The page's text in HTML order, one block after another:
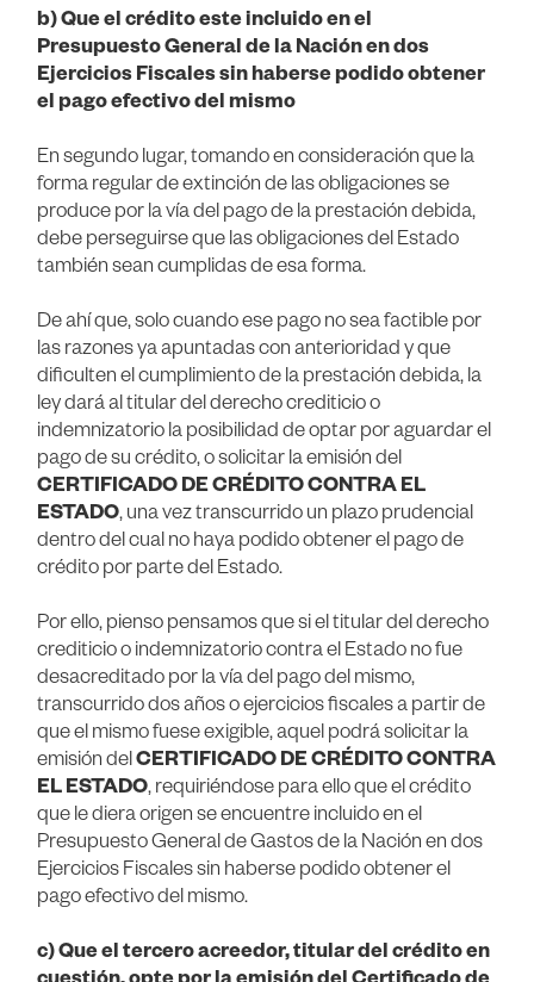
b) Que el crédito este incluido en el
Presupuesto General de la Nación en dos
Ejercicios Fiscales sin haberse podido obtener
el pago efectivo del mismo
En segundo lugar, tomando en consideración que la
forma regular de extinción de las obligaciones se
produce por la vía del pago de la prestación debida,
debe perseguirse que las obligaciones del Estado
también sean cumplidas de esa forma.
De ahí que, solo cuando ese pago no sea factible por
las razones ya apuntadas con anterioridad y que
dificulten el cumplimiento de la prestación debida, la
ley dará al titular del derecho crediticio o
indemnizatorio la posibilidad de optar por aguardar el
pago de su crédito, o solicitar la emisión del
CERTIFICADO DE CRÉDITO CONTRA EL
ESTADO, una vez transcurrido un plazo prudencial
dentro del cual no haya podido obtener el pago de
crédito por parte del Estado.
Por ello, pienso pensamos que si el titular del derecho
crediticio o indemnizatorio contra el Estado no fue
desacreditado por la vía del pago del mismo,
transcurrido dos años o ejercicios fiscales a partir de
que el mismo fuese exigible, aquel podrá solicitar la
emisión delCERTIFICADO DE CRÉDITO CONTRA
EL ESTADO, requiriéndose para ello que el crédito
que le diera origen se encuentre incluido en el
Presupuesto General de Gastos de la Nación en dos
Ejercicios Fiscales sin haberse podido obtener el
pago efectivo del mismo.
c) Que el tercero acreedor, titular del crédito en
cuestión, opte por la emisión del Certificado de